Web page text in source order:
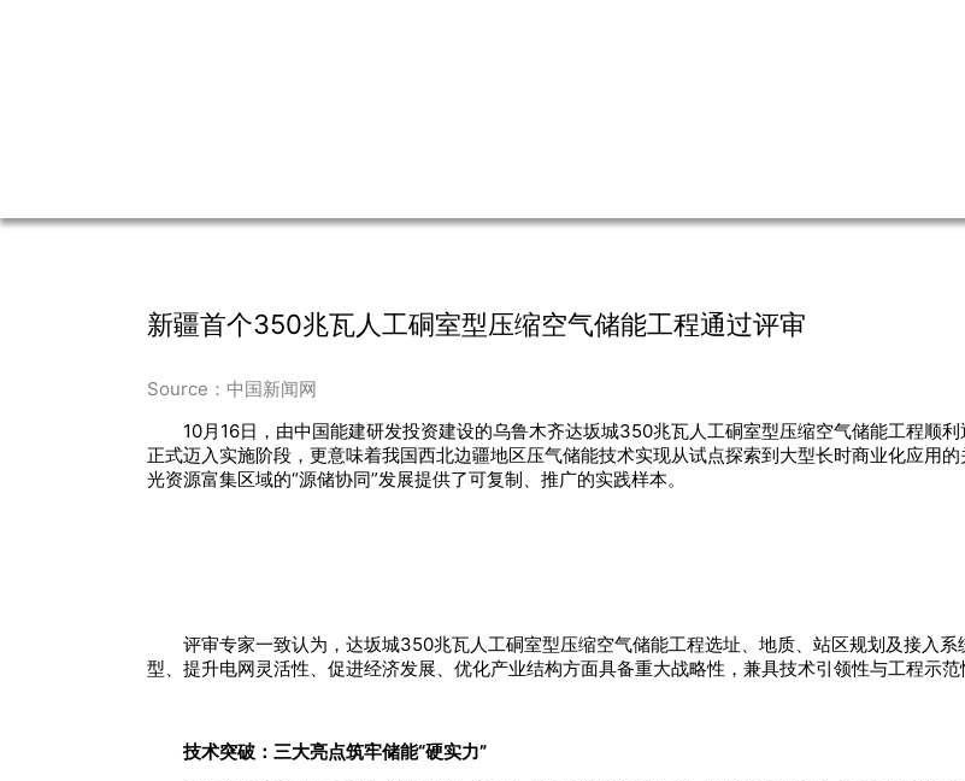
新疆首个350兆瓦人工硐室型压缩空气储能工程通过评审
Source：中国新闻网
10月16日，由中国能建研发投资建设的乌鲁木齐达坂城350兆瓦人工硐室型压缩空气储能工程顺
正式迈入实施阶段，更意味着我国西北边疆地区压气储能技术实现从试点探索到大型长时商业化应用
光资源富集区域的“源储协同”发展提供了可复制、推广的实践样本。
评审专家一致认为，达坂城350兆瓦人工硐室型压缩空气储能工程选址、地质、站区规划及接入
型、提升电网灵活性、促进经济发展、优化产业结构方面具备重大战略性，兼具技术引领性与工程示范
技术突破：三大亮点筑牢储能“硬实力”